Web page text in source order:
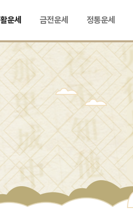
운세 금전운세 정통운세